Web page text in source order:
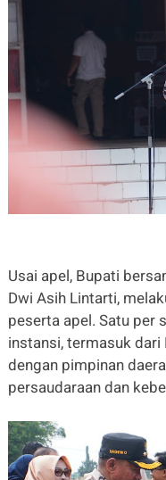
Usai apel, Bupati
Dwi Asih Lintarti,
peserta apel. Satu per
instansi, termasuk dari
dengan pimpinan
persaudaraan dan